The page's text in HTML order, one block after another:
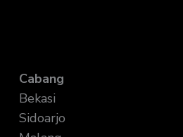
Cabang
Bekasi
Sidoarjo